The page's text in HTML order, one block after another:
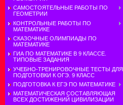
САМОСТОЯТЕЛЬНЫЕ РАБОТЫ ПО
ГЕОМЕТРИИ
КОНТРОЛЬНЫЕ РАБОТЫ ПО
МАТЕМАТИКЕ
СКАЗОЧНЫЕ ОЛИМПИАДЫ ПО
МАТЕМАТИКЕ
ГИА ПО МАТЕМАТИКЕ В 9 КЛАССЕ.
ТИПОВЫЕ ЗАДАНИЯ
УЧЕБНО-ТРЕНИРОВОЧНЫЕ ТЕСТЫ ДЛЯ
ПОДГОТОВКИ К ОГЭ. 9 КЛАСС
ПОДГОТОВКА К ЕГЭ ПО МАТЕМАТИКЕ
МАТЕМАТИЧЕСКАЯ СОСТАВЛЯЮЩАЯ
ВСЕХ ДОСТИЖЕНИЙ ЦИВИЛИЗАЦИИ